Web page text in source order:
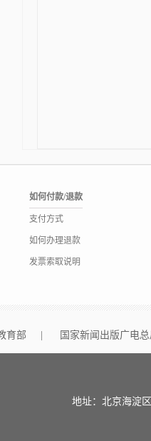
如何付款/退款
支付方式
如何办理退款
发票索取说明
育部 国家新闻出版广电总
地址：北京海淀